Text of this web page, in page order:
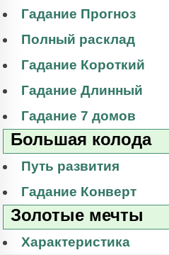
Гадание Прогноз
Полный расклад
Гадание Короткий
Гадание Длинный
Гадание 7 домов
Большая колода
Путь развития
Гадание Конверт
Золотые мечты
Характеристика